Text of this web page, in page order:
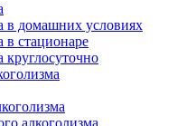
в домашних условиях
в стационаре
круглосуточно
алкоголизма